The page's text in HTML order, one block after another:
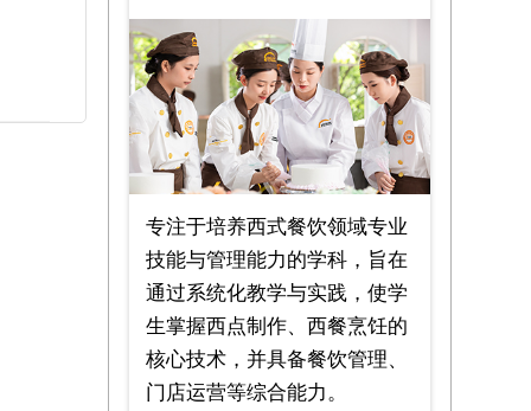
2年制
专注于培养西式餐饮领域专业
技能与管理能力的学科，旨在
通过系统化教学与实践，使学
生掌握西点制作、西餐烹饪的
核心技术，并具备餐饮管理、
门店运营等综合能力。